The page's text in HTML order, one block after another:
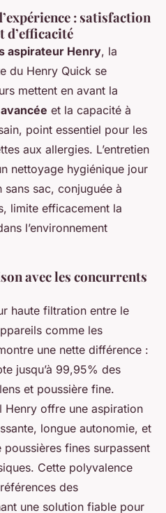
: satisfaction
d’efficacité
aspirateur Henry, la
du Henry Quick se
mettent en avant la
et la capacité à
point essentiel pour les
aux allergies. L’entretien
nettoyage hygiénique jour
sac, conjuguée à
limite efficacement la
l’environnement
avec les concurrents
haute filtration entre le
comme les
une nette différence :
jusqu’à 99,95% des
et poussière fine.
Henry offre une aspiration
longue autonomie, et
fines surpassent
Cette polyvalence
des
une solution fiable pour